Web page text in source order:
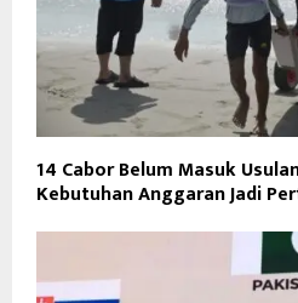
14 Cabor Belum Masuk
Kebutuhan Anggaran Jadi